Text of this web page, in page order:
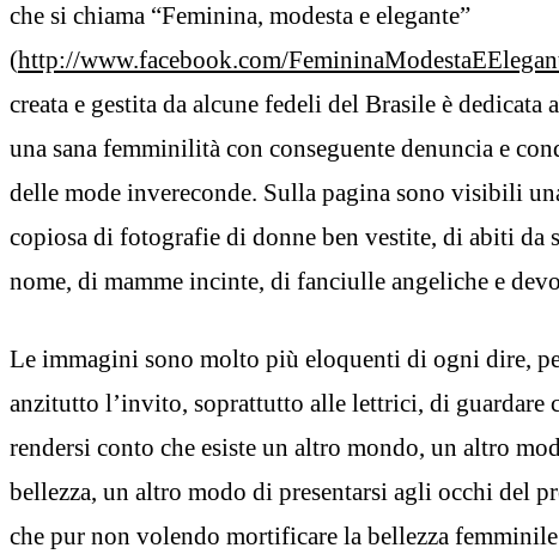
che si chiama “Feminina, modesta e elegante”
(http://www.facebook.com/
creata e gestita da alcune fedeli del Brasile è dedicata
una sana femminilità con conseguente denuncia e
delle mode invereconde. Sulla pagina sono visibili
copiosa di fotografie di donne ben vestite, di abiti da
nome, di mamme incinte, di fanciulle angeliche e
Le immagini sono molto più eloquenti di ogni dire,
anzitutto l’invito, soprattutto alle lettrici, di guardare
rendersi conto che esiste un altro mondo, un altro
bellezza, un altro modo di presentarsi agli occhi del
che pur non volendo mortificare la bellezza